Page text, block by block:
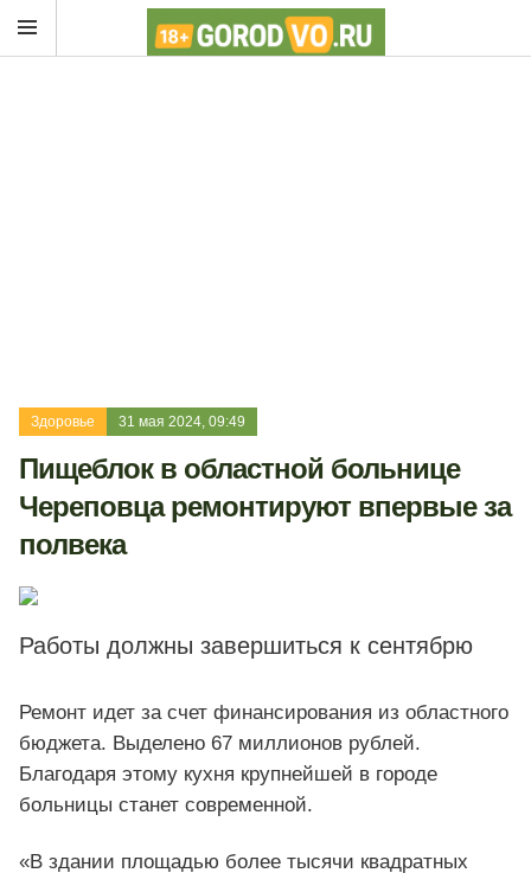
Здоровье 31 мая 2024, 09:49
Пищеблок в областной больнице
Череповца ремонтируют впервые за
полвека
Работы должны завершиться к сентябрю
Ремонт идет за счет финансирования из областного
бюджета. Выделено 67 миллионов рублей.
Благодаря этому кухня крупнейшей в городе
больницы станет современной.
«В здании площадью более тысячи квадратных